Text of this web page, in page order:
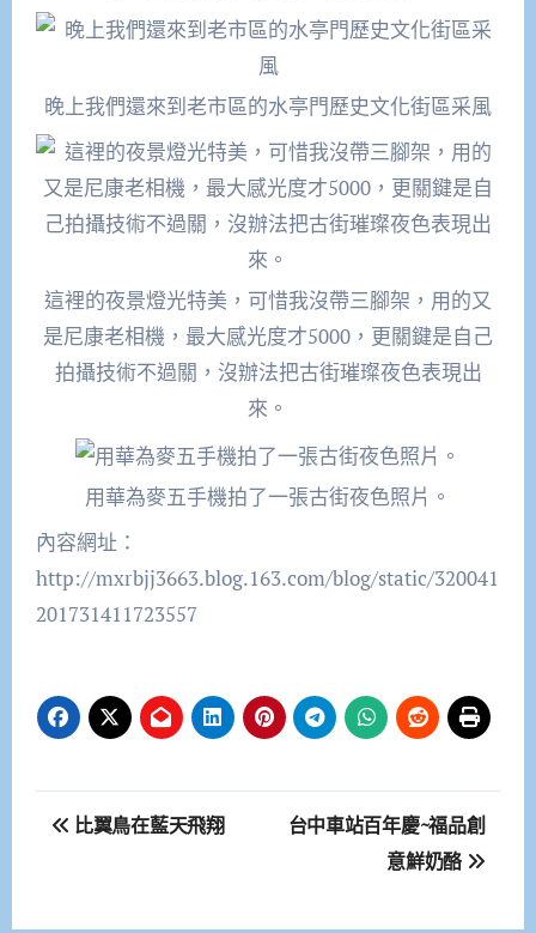
晚上我們還來到老市區的水亭門歷史文化街區采風
這裡的夜景燈光特美，可惜我沒帶三腳架，用的又
是尼康老相機，最大感光度才5000，更關鍵是自己
拍攝技術不過關，沒辦法把古街璀璨夜色表現出
來。
用華為麥五手機拍了一張古街夜色照片。
內容網址：
http://mxrbjj3663.blog.163.com/blog/static/320041
201731411723557
文 比翼鳥在藍天飛翔
台中車站百年慶~福品創
意鮮奶酪